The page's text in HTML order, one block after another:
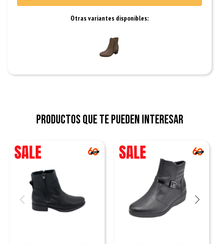
Otras variantes disponibles:
Productos que te pueden interesar